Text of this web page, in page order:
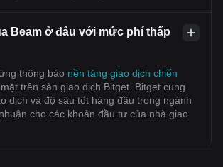
Beam ở đâu với mức phí thấp
thông báo nền tảng giao dịch chiến
trên sàn giao dịch Bitget. Bitget cung
dịch và độ sâu tốt hàng đầu trong ngành
cho các khoản đầu tư của nhà giao